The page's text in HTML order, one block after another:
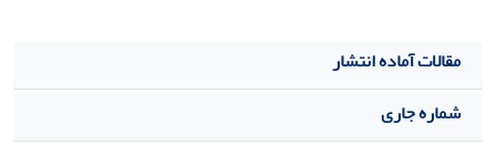
مقالات آماده انتشار
شماره جاری